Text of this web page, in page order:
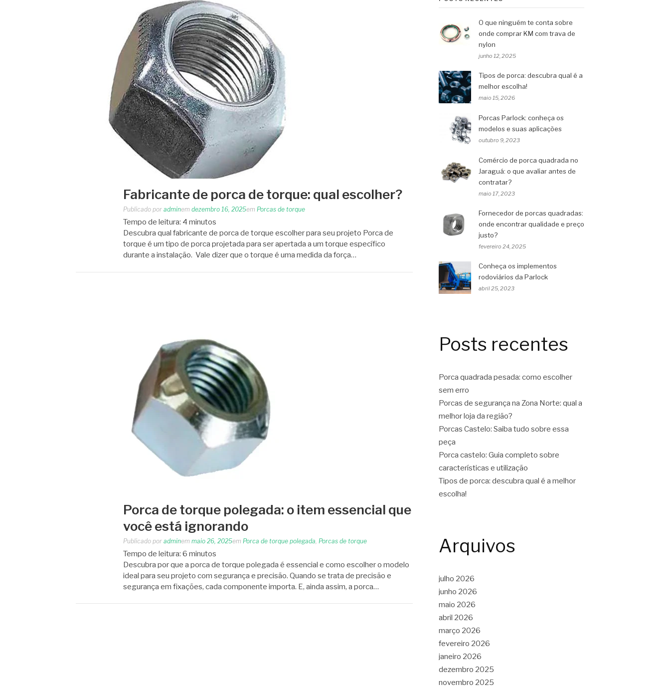
Fabricante de porca de torque: qual escolher?
Publicado por adminem dezembro 16, 2025em Porcas de torque
Tempo de leitura: 4 minutos
Descubra qual fabricante de porca de torque escolher para seu projeto Porca de
torque é um tipo de porca projetada para ser apertada a um torque específico
durante a instalação. Vale dizer que o torque é uma medida da força…
Porca de torque polegada: o item essencial que
você está ignorando
Publicado por adminem maio 26, 2025em Porca de torque polegada Porcas de torque
Tempo de leitura: 6 minutos
Descubra por que a porca de torque polegada é essencial e como escolher o modelo
ideal para seu projeto com segurança e precisão. Quando se trata de precisão e
segurança em fixações, cada componente importa. E, ainda assim, a porca…
O que ninguém te conta sobre
onde comprar KM com trava de
nylon
junho 12, 2025
Tipos de porca: descubra qual é a
melhor escolha!
maio 15, 2026
Porcas Parlock: conheça os
modelos e suas aplicações
outubro 9, 2023
Comércio de porca quadrada no
Jaraguá: o que avaliar antes de
contratar?
maio 17, 2023
Fornecedor de porcas quadradas:
onde encontrar qualidade e preço
justo?
fevereiro 24, 2025
Conheça os implementos
rodoviários da Parlock
abril 25, 2023
Posts recentes
Porca quadrada pesada: como escolher
sem erro
Porcas de segurança na Zona Norte: qual a
melhor loja da região?
Porcas Castelo: Saiba tudo sobre essa
peça
Porca castelo: Guia completo sobre
características e utilização
Tipos de porca: descubra qual é a melhor
escolha!
Arquivos
julho 2026
junho 2026
maio 2026
abril 2026
março 2026
fevereiro 2026
janeiro 2026
dezembro 2025
novembro 2025